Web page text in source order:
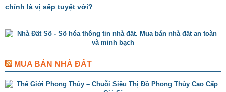
chính là vị sếp tuyệt vời?
MUA BÁN NHÀ ĐẤT